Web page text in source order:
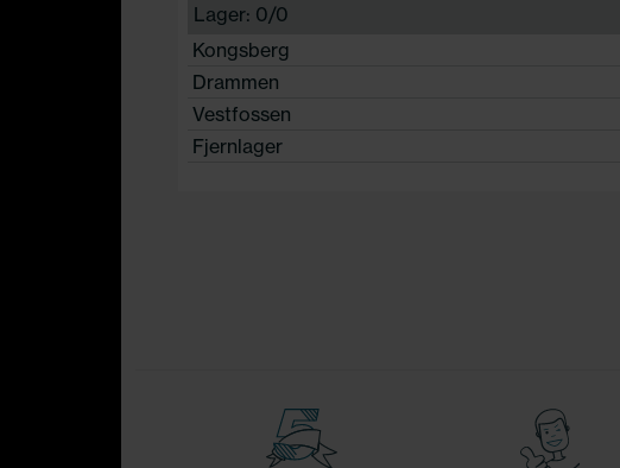
Lager: 0/0
Kongsberg
Drammen
Vestfossen
Fjernlager